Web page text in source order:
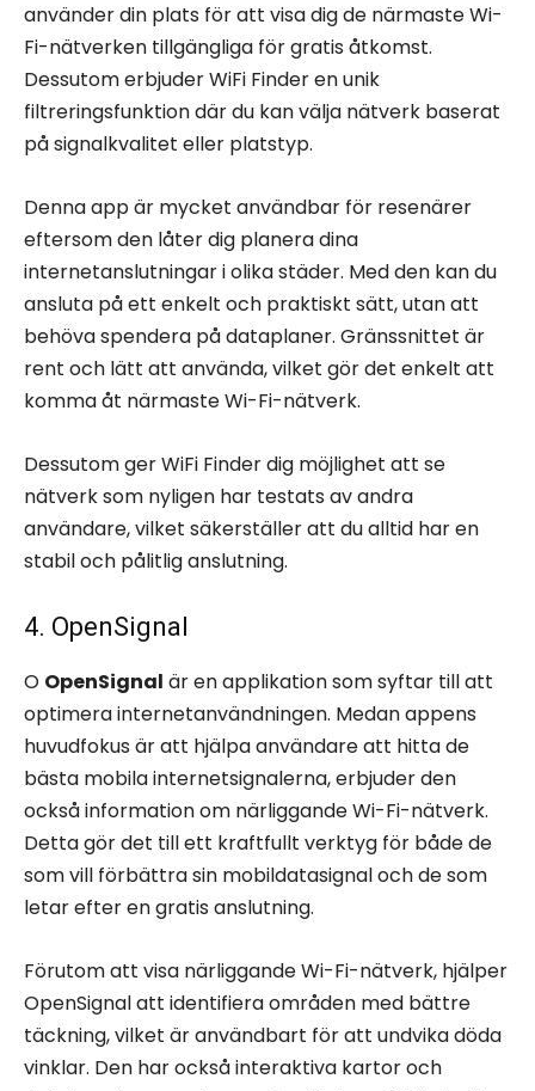
använder din plats för att visa dig de närmaste Wi-
Fi-nätverken tillgängliga för gratis åtkomst.
Dessutom erbjuder WiFi Finder en unik
filtreringsfunktion där du kan välja nätverk baserat
på signalkvalitet eller platstyp.
Denna app är mycket användbar för resenärer
eftersom den låter dig planera dina
internetanslutningar i olika städer. Med den kan du
ansluta på ett enkelt och praktiskt sätt, utan att
behöva spendera på dataplaner. Gränssnittet är
rent och lätt att använda, vilket gör det enkelt att
komma åt närmaste Wi-Fi-nätverk.
Dessutom ger WiFi Finder dig möjlighet att se
nätverk som nyligen har testats av andra
användare, vilket säkerställer att du alltid har en
stabil och pålitlig anslutning.
4. OpenSignal
O OpenSignal är en applikation som syftar till att
optimera internetanvändningen. Medan appens
huvudfokus är att hjälpa användare att hitta de
bästa mobila internetsignalerna, erbjuder den
också information om närliggande Wi-Fi-nätverk.
Detta gör det till ett kraftfullt verktyg för både de
som vill förbättra sin mobildatasignal och de som
letar efter en gratis anslutning.
Förutom att visa närliggande Wi-Fi-nätverk, hjälper
OpenSignal att identifiera områden med bättre
täckning, vilket är användbart för att undvika döda
vinklar. Den har också interaktiva kartor och